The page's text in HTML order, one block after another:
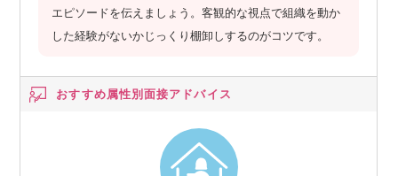
エピソードを伝えましょう。客観的な視点で組織を動か
した経験がないかじっくり棚卸しするのがコツです。
おすすめ属性別面接アドバイス